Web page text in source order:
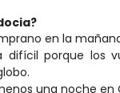
en la
porque los
una noche en